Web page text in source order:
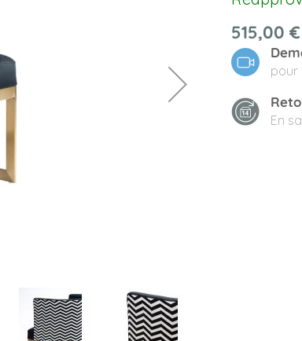
515,00 €
pour
En